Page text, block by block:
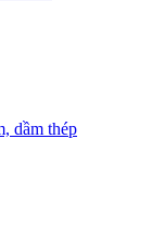
dầm thép